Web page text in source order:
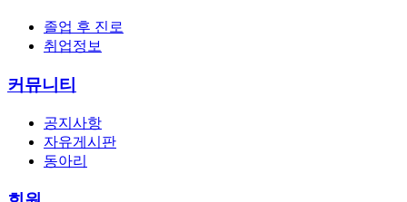
졸업 후 진로
취업정보
커뮤니티
공지사항
자유게시판
동아리